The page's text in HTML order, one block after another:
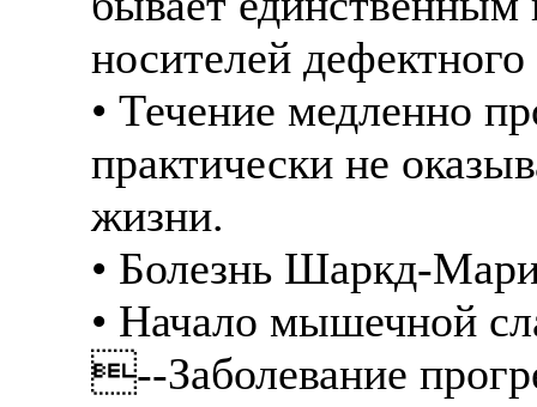
носителей дефектного
• Течение медленно
практически не
жизни.
• Болезнь Шаркд-
• Начало мышечной
--Заболевание